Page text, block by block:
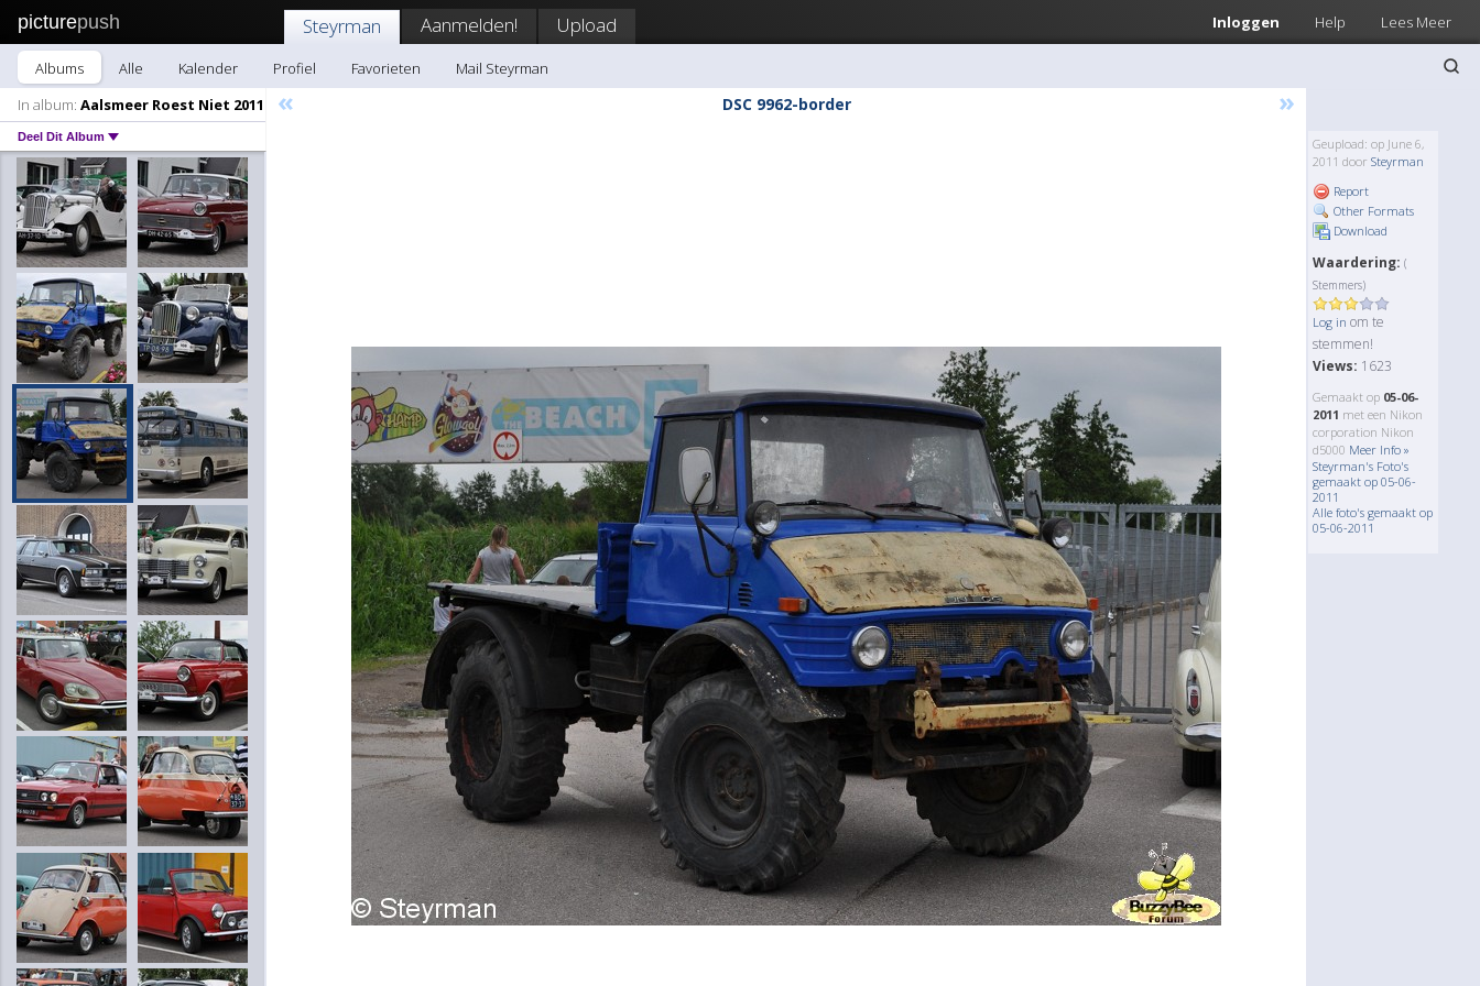
picturepush Inloggen Help Lees Meer
Steyrman Aanmelden! Upload
Albums Alle Kalender Profiel Favorieten
Mail Steyrman
In album: Aalsmeer Roest Niet 2011
Deel Dit Album
« DSC 9962-border »
Geupload: op June 6,
2011 door Steyrman
Report
Other Formats
Download
Waardering: (
Stemmers)
Log in om te
stemmen!
Views: 1623
Gemaakt op 05-06-
2011 met een Nikon
corporation Nikon
d5000 Meer Info »
Steyrman's Foto's
gemaakt op 05-06-
2011
Alle foto's gemaakt op
05-06-2011